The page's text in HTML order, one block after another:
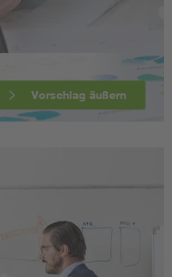
Vorschlag äußern